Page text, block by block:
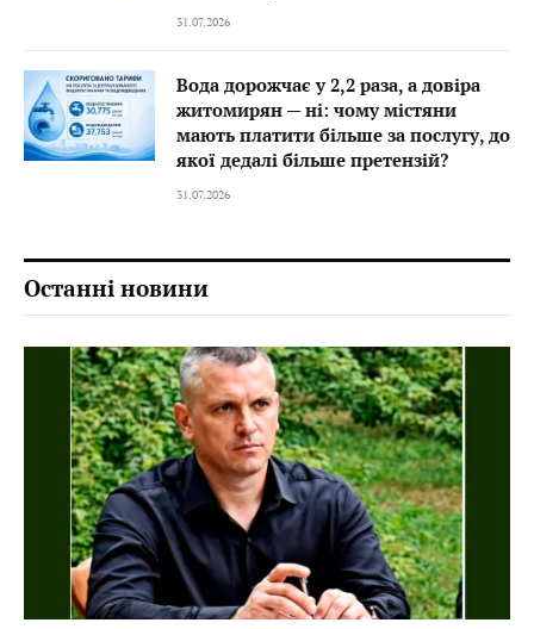
31.07.2026
Вода дорожчає у 2,2 раза, а довіра
житомирян — ні: чому містяни
мають платити більше за послугу, до
якої дедалі більше претензій?
31.07.2026
Останні новини